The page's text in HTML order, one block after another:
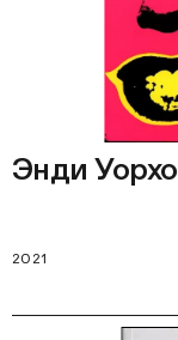
Энди
2021